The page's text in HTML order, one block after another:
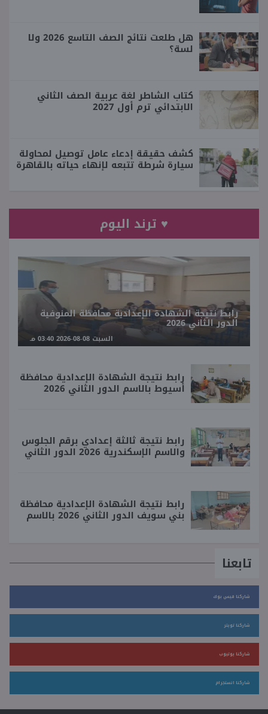
هل طلعت نتائج الصف التاسع 2026 ولا
لسة؟
كتاب الشاطر لغة عربية الصف الثاني
الابتدائي ترم أول 2027
كشف حقيقة إدعاء عامل توصيل لمحاولة
سيارة شرطة تتبعه لإنهاء حياته بالقاهرة
♥ ترند اليوم
رابط نتيجة الشهادة الإعدادية محافظة المنوفية
الدور الثاني 2026
السبت 08-08-2026 03:40 مـ
رابط نتيجة الشهادة الإعدادية محافظة
أسيوط بالاسم الدور الثاني 2026
رابط نتيجة ثالثة إعدادي برقم الجلوس
والاسم الإسكندرية 2026 الدور الثاني
رابط نتيجة الشهادة الإعدادية محافظة
بني سويف الدور الثاني 2026 بالاسم
تابعنا
شاركنا فيس بوك
شاركنا تويتر
شاركنا يوتيوب
شاركنا انستجرام